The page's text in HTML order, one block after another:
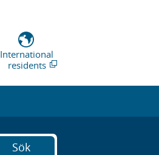
International
residents
Sök